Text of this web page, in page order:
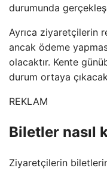
durumunda
Ayrıca ziyaretçilerin
ancak ödeme
olacaktır. Kente
durum ortaya
REKLAM
Biletler nasıl
Ziyaretçilerin